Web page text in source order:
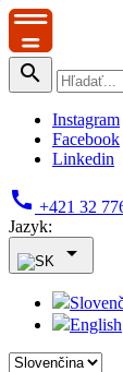

Instagram
Facebook
Linkedin
 +421 32
Jazyk:

English